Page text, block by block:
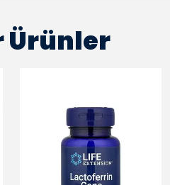
Ürünler